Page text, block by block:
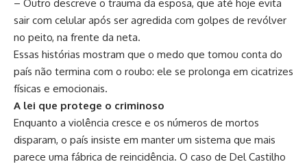
– Outro descreve o trauma da esposa, que até hoje evita
sair com celular após ser agredida com golpes de revólver
no peito, na frente da neta.
Essas histórias mostram que o medo que tomou conta do
país não termina com o roubo: ele se prolonga em cicatrizes
físicas e emocionais.
A lei que protege o criminoso
Enquanto a violência cresce e os números de mortos
disparam, o país insiste em manter um sistema que mais
parece uma fábrica de reincidência. O caso de Del Castilho